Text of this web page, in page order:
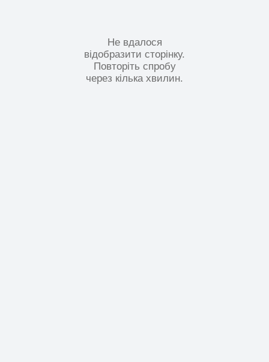
Не вдалося
відобразити сторінку.
Повторіть спробу
через кілька хвилин.